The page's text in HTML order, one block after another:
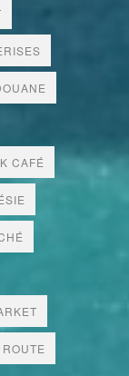
CAFÉ
ROUTE